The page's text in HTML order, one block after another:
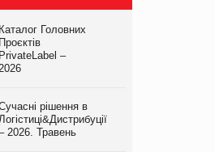
Каталог Головних
Проєктів
PrivateLabel –
2026
рішення в
Логістиці&Дистрибуції
2026. Травень